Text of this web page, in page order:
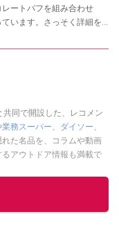
ートパフを組み合わせ
います。さっそく詳細を
同で開設した、レコメン
業務スーパー、 ダイソー、
た名品を、コラムや動画
アウトドア情報も満載で
ているので、ぜひ